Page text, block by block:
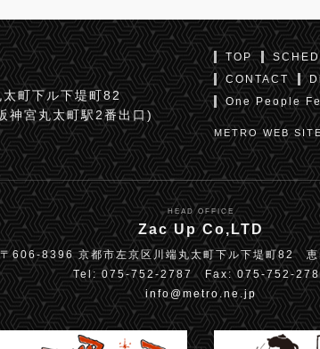
町下ル下堤町82
神宮丸太町駅2番出口)
TOP
CONTACT
One People
METRO WEB
HEAD OFFICE
Zac Up Co,LTD
〒606-8396 京都市左京区川端丸太町下ル下堤町82 恵
Tel: 075-752-2787 Fax: 075-752-
info@metro.ne.jp